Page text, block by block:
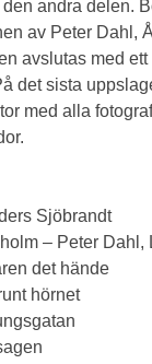
den andra delen.
av Peter Dahl,
avslutas med
det sista
med alla
Sjöbrandt
– Peter Dahl,
det hände
hörnet